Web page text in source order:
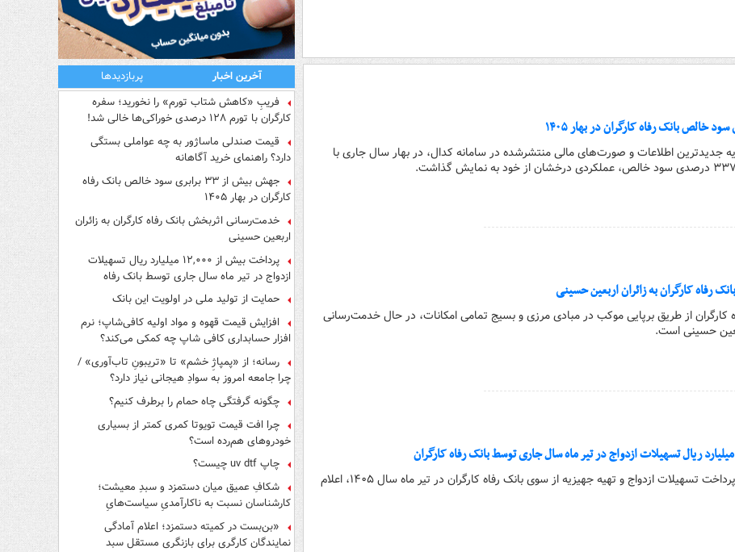
جدیدترین اطلاعات و صورت‌های مالی منتشرشده در سامانه کدال، در بهار سال جاری با
رفاه کارگران به زائران اربعین حسینی
کارگران از طریق برپایی موکب در مبادی مرزی و بسیج تمامی امکانات، در حال خدمت‌رسانی
حسینی است.
کارگر آنلاین | جزئیات پرداخت تسهیلات ازدواج و تهیه جهیزیه از سوی بانک رفاه کارگران در تیر ماه سال ۱۴۰۵، اعلام
آخرین اخبار
پربازدیدها
فریبِ «کاهش شتاب تورم» را نخورید؛ سفره
کارگران با تورم ۱۲۸ درصدی خوراکی‌ها خالی شد!
قیمت صندلی ماساژور به چه عواملی بستگی
دارد؟ راهنمای خرید آگاهانه
جهش بیش از ۳۳ برابری سود خالص بانک رفاه
کارگران در بهار ۱۴۰۵
خدمت‌رسانی اثربخش بانک رفاه کارگران به زائران
اربعین حسینی
پرداخت بیش از ۱۲,۰۰۰ میلیارد ریال تسهیلات
ازدواج در تیر ماه سال جاری توسط بانک رفاه
کارگران
حمایت از تولید ملی در اولویت این بانک
افزایش قیمت قهوه و مواد اولیه کافی‌شاپ؛ نرم
افزار حسابداری کافی شاپ چه کمکی می‌کند؟
رسانه؛ از «پمپاژِ خشم» تا «تریبونِ تاب‌آوری» /
چرا جامعه امروز به سوادِ هیجانی نیاز دارد؟
چگونه گرفتگی چاه حمام را برطرف کنیم؟
چرا افت قیمت تویوتا کمری کمتر از بسیاری
خودروهای هم‌رده است؟
چاپ uv dtf چیست؟
شکافِ عمیق میان دستمزد و سبدِ معیشت؛
کارشناسان نسبت به ناکارآمدیِ سیاست‌هایِ
حمایتی هشدار دادند
«بن‌بست در کمیته دستمزد؛ اعلام آمادگی
نمایندگان کارگری برای بازنگری مستقل سبد